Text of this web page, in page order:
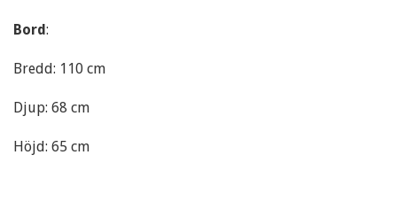
Bord:
Bredd: 110 cm
Djup: 68 cm
Höjd: 65 cm